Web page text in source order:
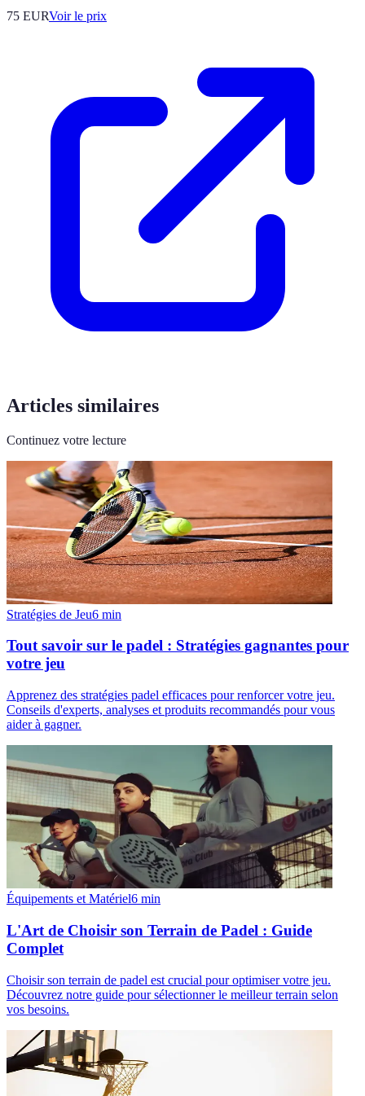
75 EURVoir le prix
Articles similaires
Continuez votre lecture
Stratégies de Jeu6 min
Tout savoir sur le padel : Stratégies gagnantes pour
votre jeu
Apprenez des stratégies padel efficaces pour renforcer votre jeu.
Conseils d'experts, analyses et produits recommandés pour vous
aider à gagner.
Équipements et Matériel6 min
L'Art de Choisir son Terrain de Padel : Guide
Complet
Choisir son terrain de padel est crucial pour optimiser votre jeu.
Découvrez notre guide pour sélectionner le meilleur terrain selon
vos besoins.